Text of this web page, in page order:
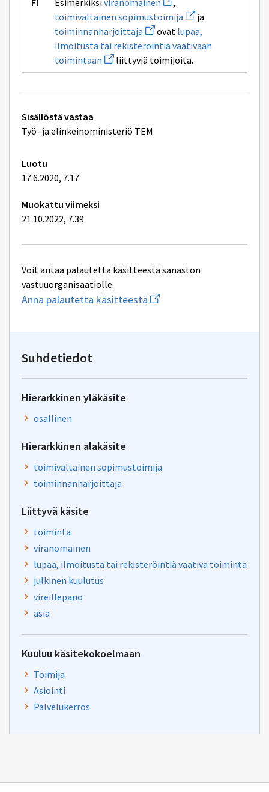
Esimerkiksiviranomainen
uuden
ikkunan
sivulle
viranomainen
,
toimivaltainen sopimustoimija Avaa
uuden
ikkunan
sivulle
toimivaltainen
sopimustoimija
ja
toiminnanharjoittaja Avaa
uuden
ikkunan
sivulle
toiminnanharjoittaja
ovat lupaa,
ilmoitusta tai rekisteröintiä vaativaan
toimintaan Avaa
uuden
ikkunan
vaativaan
liittyviä toimijoita.
Tekniset
lisätiedot
Sisällöstä vastaa
Työ- ja elinkeinoministeriö TEM
Luotu
17.6.2020, 7.17
Muokattu viimeksi
21.10.2022, 7.39
Voit antaa palautetta käsitteestä sanaston
vastuuorganisaatiolle.
Anna palautetta käsitteestä Aloita
uuden
Suhdetiedot
Hierarkkinen yläkäsite
osallinen
Hierarkkinen alakäsite
toimivaltainen sopimustoimija
toiminnanharjoittaja
Liittyvä käsite
toiminta
viranomainen
lupaa, ilmoitusta tai rekisteröintiä vaativa toiminta
julkinen kuulutus
vireillepano
asia
Kuuluu käsitekokoelmaan
Toimija
Asiointi
Palvelukerros